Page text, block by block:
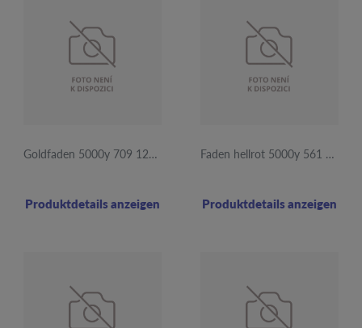
Goldfaden 5000y 709 12Stk
Produktdetails anzeigen
Faden hellrot 5000y 561 12Stk.
Produktdetails anzeigen